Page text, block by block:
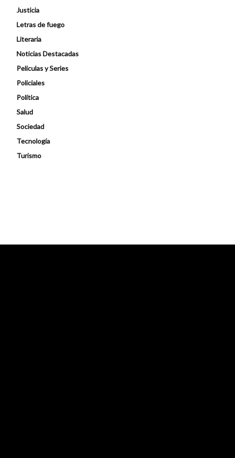
Justicia
Letras de fuego
Literaria
Noticias Destacadas
Peliculas y Series
Policiales
Política
Salud
Sociedad
Tecnología
Turismo